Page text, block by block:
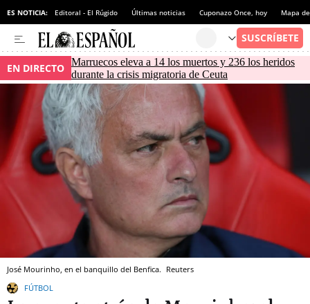
ES NOTICIA: Editoral - El Rúgido Últimas noticias Cuponazo Once, hoy Mapa
EN DIRECTO Marruecos eleva a 14 los muertos y 236 los heridos
durante la crisis migratoria de Ceuta
José Mourinho, en el banquillo del Benfica. Reuters
FÚTBOL